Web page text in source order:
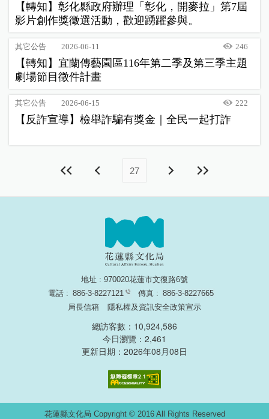
【轉知】彰化縣政府辦理「彰化，開麥拉」第7屆
影片創作獎徵選活動，歡迎踴躍參與。
其它公告 2026-06-11 246
【轉知】宜蘭傳藝園區116年第二季及第三季主題
劇場節目徵件計畫
其它公告 2026-06-15 222
【反詐宣導】檢舉詐騙有獎金｜全民一起打詐
27
地址 : 970020花蓮市文復路6號
電話 : 886-3-8227121 傳真 : 886-3-8227665
局長信箱
隱私權及資訊安全政策宣示
總訪客數：10,924,586
今日瀏覽：2,461
更新日期：2026年08月08日
花蓮縣文化局 Copyright © 2016 All Rights Reserved